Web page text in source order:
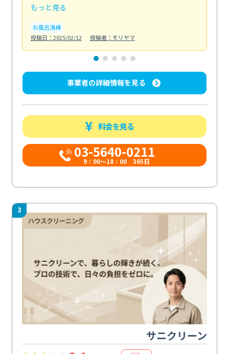
もっと見る
お風呂清掃
投稿日：2025/02/12
投稿者：モリヤマ
事業者の詳細情報を見る
料金を見る
03-5640-0211
9：00～18：00 365日
3
サニクリーン